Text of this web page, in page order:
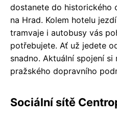
dostanete do historického
na Hrad. Kolem hotelu
tramvaje i autobusy vás
potřebujete. Ať už jedete
snadno. Aktuální spojení
pražského dopravního
Sociální sítě